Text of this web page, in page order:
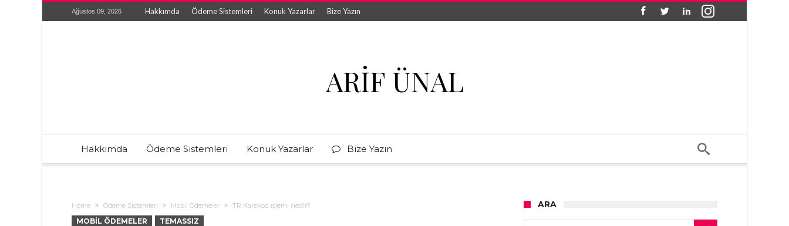
Ağustos 09, 2026 Hakkımda Ödeme Sistemleri Konuk Yazarlar Bize Yazın
ARIF ÜNAL
Hakkımda Ödeme Sistemleri Konuk Yazarlar Bize Yazın
Home Ödeme Sistemleri Mobil Ödemeler TR Karekod işlemi nedir?
MOBIL ÖDEMELER TEMASSIZ
ARA
Arama: